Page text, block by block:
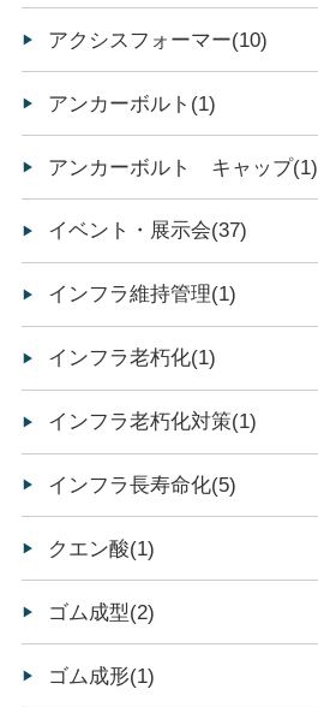
アクシスフォーマー(10)
アンカーボルト(1)
アンカーボルト キャップ(1)
イベント・展示会(37)
インフラ維持管理(1)
インフラ老朽化(1)
インフラ老朽化対策(1)
インフラ長寿命化(5)
クエン酸(1)
ゴム成型(2)
ゴム成形(1)